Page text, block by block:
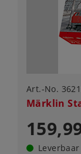
Art.-No.
Märklin